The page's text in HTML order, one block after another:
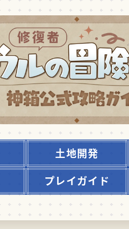
土地開発
プレイガイド